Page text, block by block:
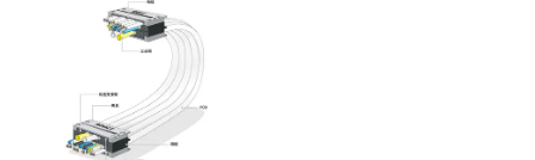
13925235098